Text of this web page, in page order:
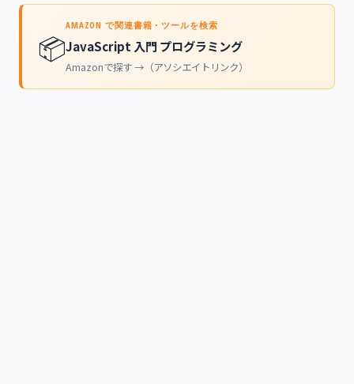
📦
AMAZON で関連書籍・ツールを検索
JavaScript 入門 プログラミング
Amazonで探す →（アソシエイトリンク）